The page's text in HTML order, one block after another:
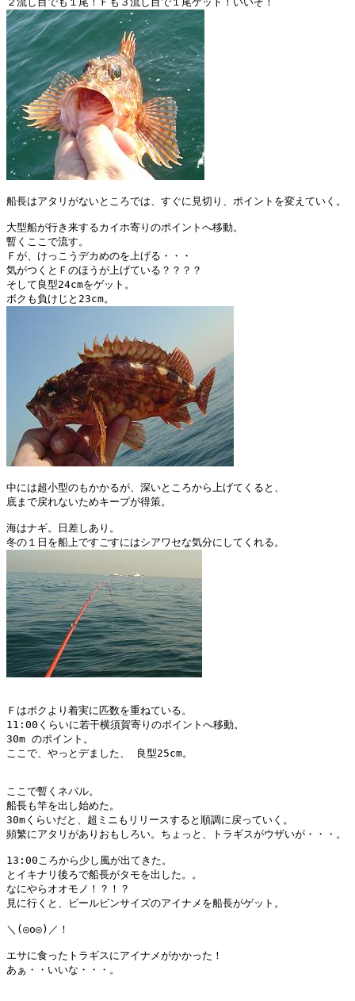
船長はアタリがないところでは、すぐに見切り、ポイントを変えていく。
大型船が行き来するカイホ寄りのポイントへ移動。
暫くここで流す。
Ｆが、けっこうデカめのを上げる・・・
気がつくとＦのほうが上げている？？？？
そして良型24cmをゲット。
中には超小型のもかかるが、深いところから上げてくると、
底まで戻れないためキープが得策。
海はナギ。日差しあり。
Ｆはボクより着実に匹数を重ねている。
11:00くらいに若干横須賀寄りのポイントへ移動。
30m のポイント。
ここで、やっとデました、 良型25cm。
ここで暫くネバル。
船長も竿を出し始めた。
30mくらいだと、超ミニもリリースすると順調に戻っていく。
頻繁にアタリがありおもしろい。ちょっと、トラギスがウザいが・・・。
13:00ころから少し風が出てきた。
とイキナリ後ろで船長がタモを出した。。
なにやらオオモノ！？！？
見に行くと、ビールビンサイズのアイナメを船長がゲット。
＼(◎o◎)／！
エサに食ったトラギスにアイナメがかかった！
あぁ・・いいな・・・。